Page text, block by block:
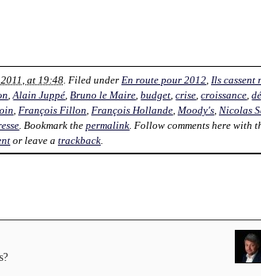
at 19:48. Filed under En route pour 2012, Ils cassent
,Alain Juppé Bruno le Maire ,budget ,crise ,croissance ,
François Fillon François Hollande, Moody's, Nicolas
. Bookmark thepermalink . Follow comments here with
or leave a trackback.